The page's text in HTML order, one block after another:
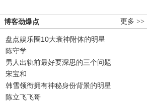
更多 >>
博客劲爆点
盘点娱乐圈10大衰神附体的明星
陈守学
男人出轨前最好要深思的三个问题
宋宝和
韩雪领衔拥有神秘身份背景的明星
陈立飞飞哥